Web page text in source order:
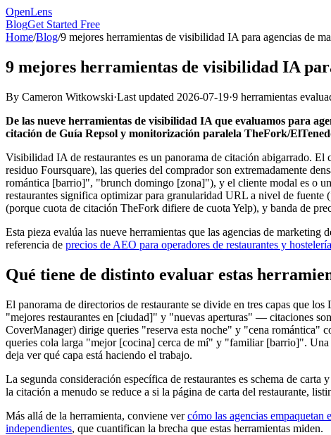
OpenLens
BlogGet Started Free
Home/Blog/9 mejores herramientas de visibilidad IA para agencias de
9 mejores herramientas de visibilidad IA
By Cameron Witkowski·Last updated 2026-07-19·9 herramientas
De las nueve herramientas de visibilidad IA que evaluamos para
citación de Guía Repsol y monitorización paralela TheFork/
Visibilidad IA de restaurantes es un panorama de citación abigarrado.
residuo Foursquare), las queries del comprador son extremadamente
romántica [barrio]", "brunch domingo [zona]"), y el cliente modal es o
restaurantes significa optimizar para granularidad URL a nivel de
(porque cuota de citación TheFork difiere de cuota Yelp), y banda de
Esta pieza evalúa las nueve herramientas que las agencias de marketing
referencia de precios de AEO para operadores de restaurantes y hostelería
Qué tiene de distinto evaluar estas
El panorama de directorios de restaurante se divide en tres capas que
"mejores restaurantes en [ciudad]" y "nuevas aperturas" — citaciones
CoverManager) dirige queries "reserva esta noche" y "cena romántica"
queries cola larga "mejor [cocina] cerca de mí" y "familiar [barrio]". Una
deja ver qué capa está haciendo el trabajo.
La segunda consideración específica de restaurantes es schema de
la citación a menudo se reduce a si la página de carta del restaurante,
Más allá de la herramienta, conviene vercómo las agencias empaquetan
independientes, que cuantifican la brecha que estas herramientas miden.